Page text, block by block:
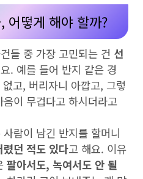
어떻게 해야 할까?
들 중 가장 고민되는 건 선
. 예를 들어 반지 같은 경
고, 버리자니 아깝고, 그렇
이 무겁다고 하시더라고
람이 남긴 반지를 할머니
던 적도 있다고 해요. 이유
팔아서도, 녹여서도 안 될